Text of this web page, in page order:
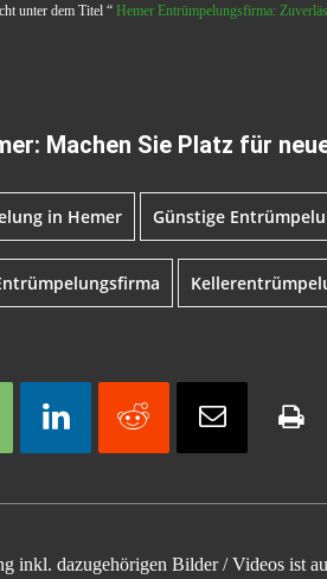
unter dem Titel “ Hemer Entrümpelungsfirma:
Machen Sie Platz für
in Hemer Günstige
inkl. dazugehörigen Bilder / Videos ist